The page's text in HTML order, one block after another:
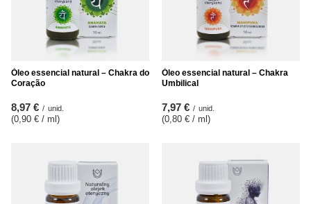
Óleo essencial natural – Chakra do
Coração
8,97 € / unid.
(0,90 € / ml )
Óleo essencial natural – Chakra
Umbilical
7,97 € / unid.
(0,80 € / ml )